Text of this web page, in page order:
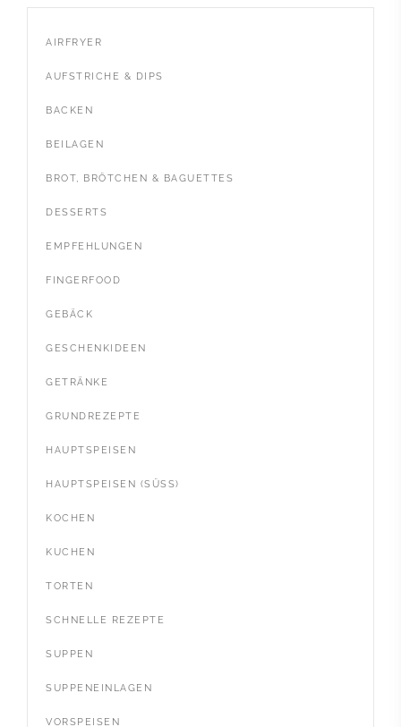
AIRFRYER
AUFSTRICHE & DIPS
BACKEN
BEILAGEN
BROT, BRÖTCHEN & BAGUETTES
DESSERTS
EMPFEHLUNGEN
FINGERFOOD
GEBÄCK
GESCHENKIDEEN
GETRÄNKE
GRUNDREZEPTE
HAUPTSPEISEN
HAUPTSPEISEN (SÜSS)
KOCHEN
KUCHEN
TORTEN
SCHNELLE REZEPTE
SUPPEN
SUPPENEINLAGEN
VORSPEISEN